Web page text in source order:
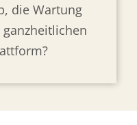
die Wartung